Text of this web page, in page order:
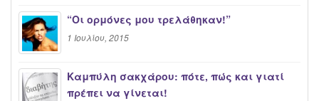
“Oι ορμόνες μου τρελάθηκαν!”
1 Ιουλίου, 2015
Καμπύλη σακχάρου: πότε, πώς και γιατί
πρέπει να γίνεται!